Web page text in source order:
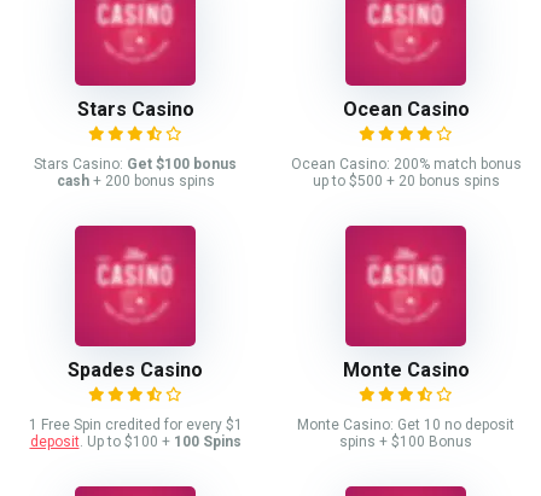
Stars Casino
Stars Casino: Get $100 bonus
cash+ 200 bonus spins
Ocean Casino
Ocean Casino: 200% match bonus
up to $500 + 20 bonus spins
Spades Casino
1 Free Spin credited for every $1
deposit. Up to $100 + 100 Spins
Monte Casino
Monte Casino: Get 10 no deposit
spins + $100 Bonus